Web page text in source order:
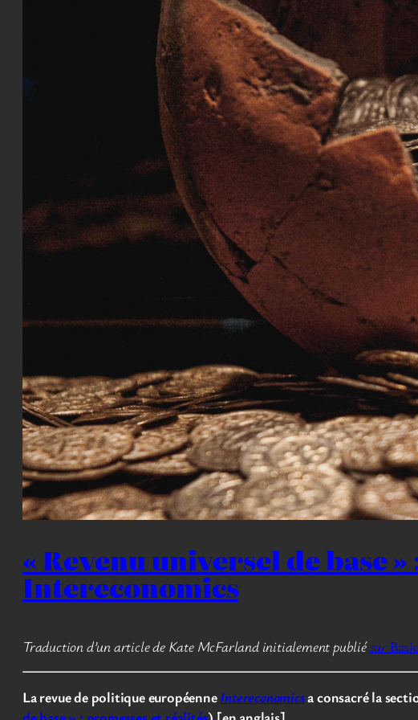
« Revenu universel de base
Intereconomics
Traduction d’un article de Kate McFarland initialement publiésur
La revue de politique européenneIntereconomicsa consacré la